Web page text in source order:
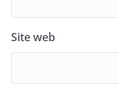
Site web